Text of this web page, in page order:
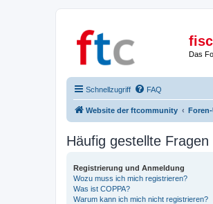
Das
Schnellzugriff FAQ
Website der ftcommunity
Häufig gestellte Fragen
Registrierung und Anmeldung
Wozu muss ich mich registrieren?
Was ist COPPA?
Warum kann ich mich nicht registrieren?